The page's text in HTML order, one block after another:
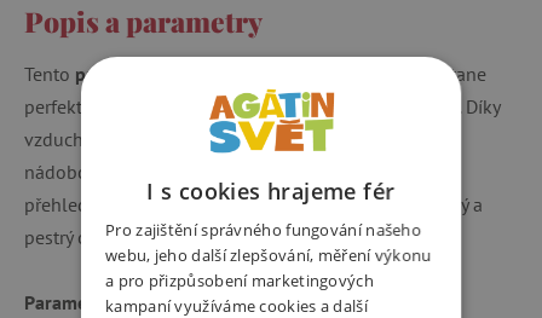
Popis a parametry
Tento praktický svačinový box
s potiskem duhy se stane
perfektním společníkem dětí do školy nebo na výlety. Díky
vzduchotěsnému zacvakávacímu víku a vyjímatelné
nádobce se dvěma přihrádkami bude každá svačinka
přehledně uspořádaná po celý den. Ideální pro chutný a
pestrý oběd či svačinu do školy nebo na cesty.
Parametry:
I s cookies hrajeme fér
Pro zajištění správného fungování našeho
webu, jeho další zlepšování, měření výkonu
a pro přizpůsobení marketingových
kampaní využíváme cookies a další